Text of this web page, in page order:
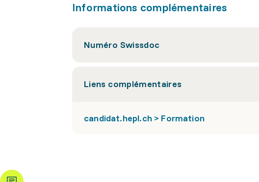
Informations complémentaires
Numéro Swissdoc
Liens complémentaires
candidat.hepl.ch > Formation